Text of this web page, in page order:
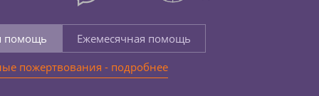
помощь
Ежемесячная помощь
пожертвования - подробнее